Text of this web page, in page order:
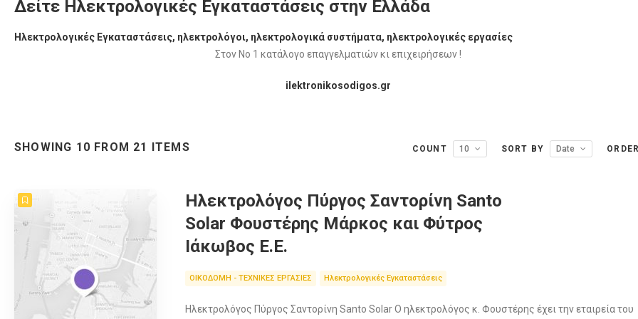
Δείτε Ηλεκτρολογικές Εγκαταστάσεις στην Ελλάδα
Ηλεκτρολογικές Εγκαταστάσεις, ηλεκτρολόγοι, ηλεκτρολογικά συστήματα, ηλεκτρολογικές εργασίες
Στον Νο 1 κατάλογο επαγγελματιών κι επιχειρήσεων !
ilektronikosodigos.gr
SHOWING 10 FROM 21 ITEMS COUNT 10 SORT BY Date
Ηλεκτρολόγος Πύργος Σαντορίνη Santo
Solar Φουστέρης Μάρκος και Φύτρος
Ιάκωβος Ε.Ε.
ΟΙΚΟΔΟΜΗ - ΤΕΧΝΙΚΕΣ ΕΡΓΑΣΙΕΣ Ηλεκτρολογικές Εγκαταστάσεις
Ηλεκτρολόγος Πύργος Σαντορίνη Santo Solar Ο ηλεκτρολόγος κ. Φουστέρης έχει την εταιρεία του